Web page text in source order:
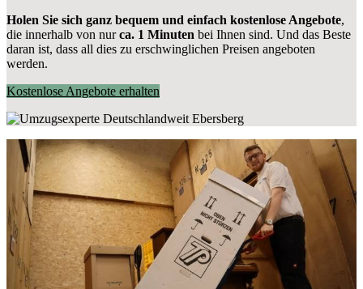
Holen Sie sich ganz bequem und einfach kostenlose Angebote,
die innerhalb von nurca. 1 Minuten bei Ihnen sind. Und das Beste
daran ist, dass all dies zu erschwinglichen Preisen angeboten
werden.
Kostenlose Angebote erhalten